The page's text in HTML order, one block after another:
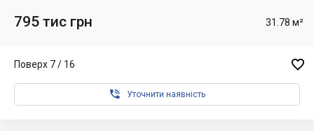
795 тис грн 31.78 м²
Поверх 7 / 16 
 Уточнити наявність